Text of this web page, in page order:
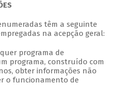
têm a seguinte
na acepção geral:
programa de
programa, construído com
obter informações não
o funcionamento de